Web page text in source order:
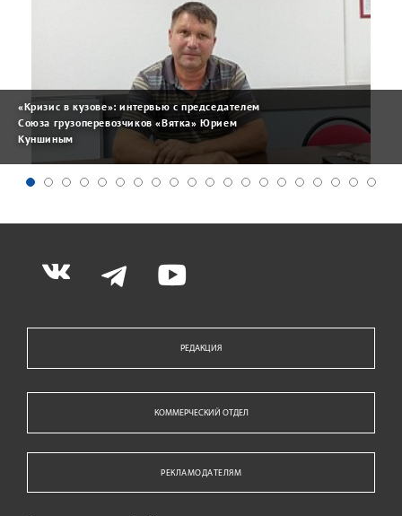
«Кризис в кузове»: интервью с председателем
Союза грузоперевозчиков «Вятка» Юрием
Куншиным
РЕДАКЦИЯ
КОММЕРЧЕСКИЙ ОТДЕЛ
РЕКЛАМОДАТЕЛЯМ